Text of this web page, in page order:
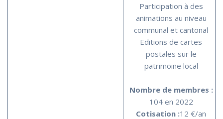
Participation à des
animations au niveau
communal et cantonal
Editions de cartes
postales sur le
patrimoine local
Nombre de membres :
104 en 2022
Cotisation :12 €/an